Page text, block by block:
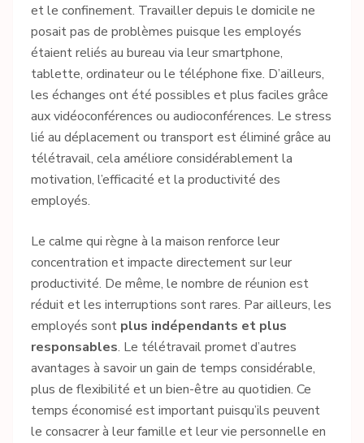
et le confinement. Travailler depuis le domicile ne
posait pas de problèmes puisque les employés
étaient reliés au bureau via leur smartphone,
tablette, ordinateur ou le téléphone fixe. D’ailleurs,
les échanges ont été possibles et plus faciles grâce
aux vidéoconférences ou audioconférences. Le stress
lié au déplacement ou transport est éliminé grâce au
télétravail, cela améliore considérablement la
motivation, l’efficacité et la productivité des
employés.
Le calme qui règne à la maison renforce leur
concentration et impacte directement sur leur
productivité. De même, le nombre de réunion est
réduit et les interruptions sont rares. Par ailleurs, les
employés sont plus indépendants et plus
responsables. Le télétravail promet d’autres
avantages à savoir un gain de temps considérable,
plus de flexibilité et un bien-être au quotidien. Ce
temps économisé est important puisqu’ils peuvent
le consacrer à leur famille et leur vie personnelle en